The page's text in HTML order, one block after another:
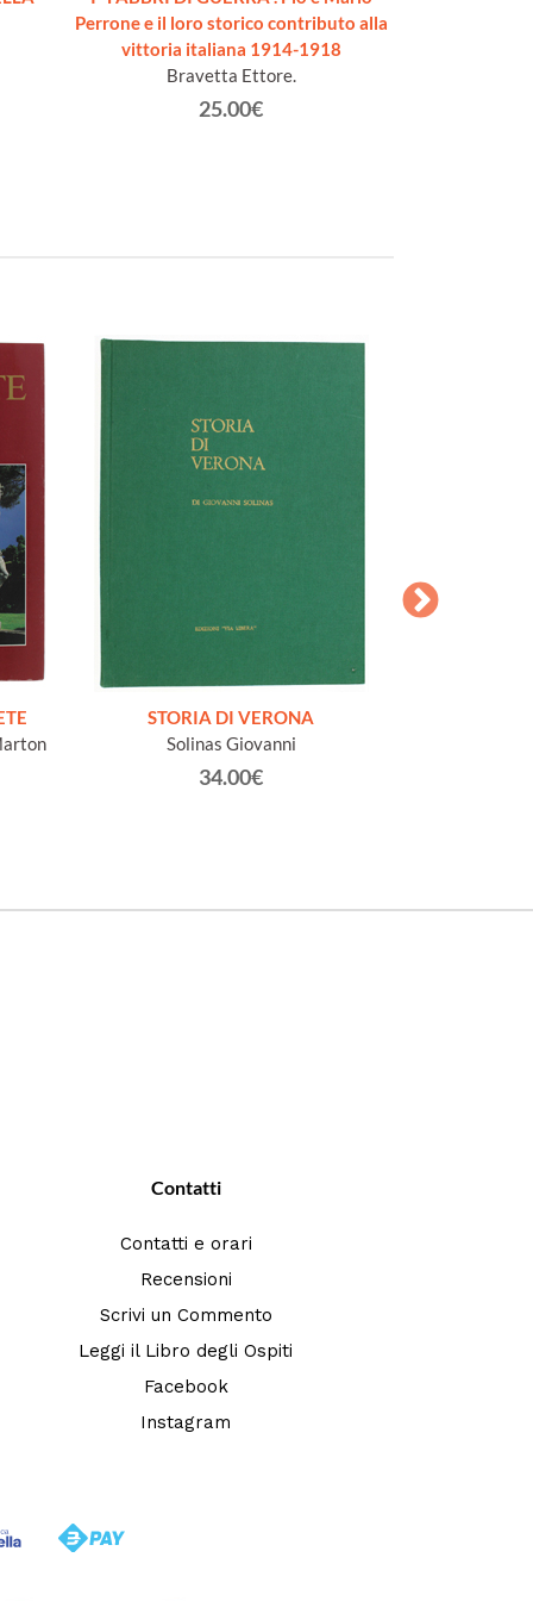
Perrone e il loro storico contributo alla
vittoria italiana 1914-1918
Bravetta Ettore.
25.00€
STORIA DI VERONA
Solinas Giovanni
34.00€
Contatti
Contatti e orari
Recensioni
Scrivi un Commento
Leggi il Libro degli Ospiti
Facebook
Instagram